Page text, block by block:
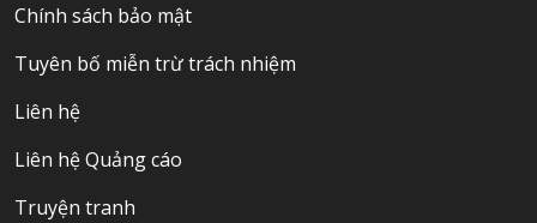
Chính sách bảo mật
Tuyên bố miễn trừ trách nhiệm
Liên hệ
Liên hệ Quảng cáo
Truyện tranh